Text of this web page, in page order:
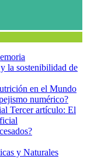
la sostenibilidad de
en el Mundo
numérico?
Tercer artículo: El
y Naturales